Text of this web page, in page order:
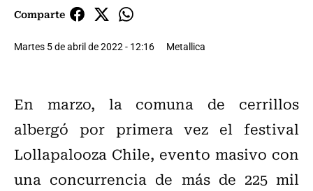
Comparte
Martes 5 de abril de 2022 - 12:16 Metallica
En marzo, la comuna de cerrillos
albergó por primera vez el festival
Lollapalooza Chile, evento masivo con
una concurrencia de más de 225 mil